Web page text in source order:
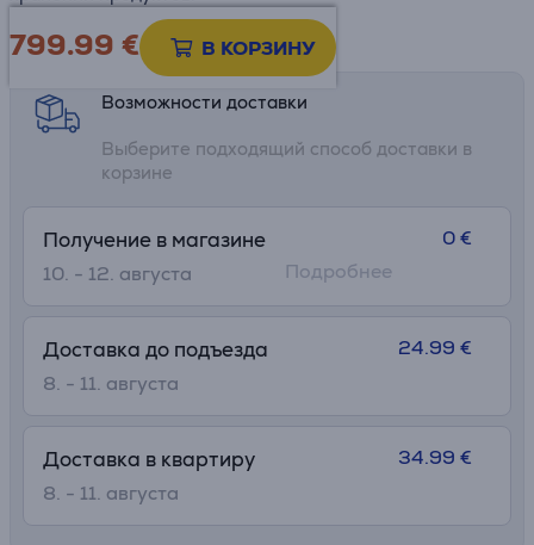
799.99 € В КОРЗИНУ
Информационный лист
Возможности доставки
Выберите подходящий способ доставки в
корзине
Получение в магазине
10. - 12. августа
0 €
Подробнее
Доставка до подъезда
8. - 11. августа
24.99 €
Доставка в квартиру
8. - 11. августа
34.99 €